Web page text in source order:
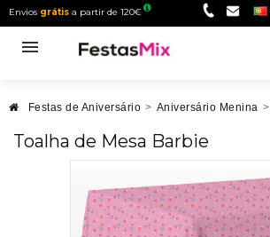
Envios grátis a partir de 120€
Festas de Aniversário > Aniversário Menina >
Toalha de Mesa Barbie